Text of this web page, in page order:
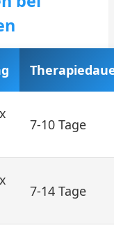
7-10 Tage
7-14 Tage